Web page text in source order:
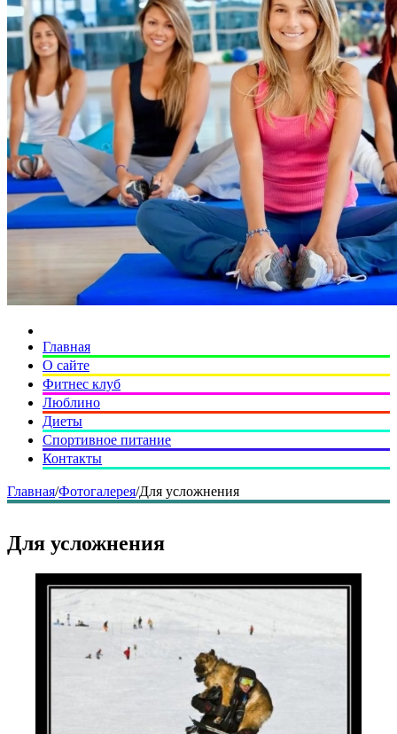
Главная
О сайте
Фитнес клуб
Люблино
Диеты
Спортивное питание
Контакты
Главная/Фотогалерея/Для усложнения
Для усложнения